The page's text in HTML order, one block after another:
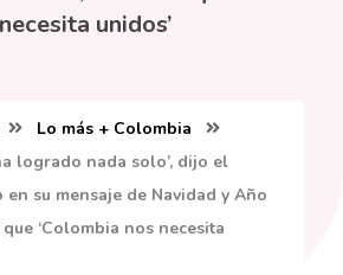
unidos’
Lo más + Colombia
logrado nada solo’, dijo el
su mensaje de Navidad y Año
‘Colombia nos necesita